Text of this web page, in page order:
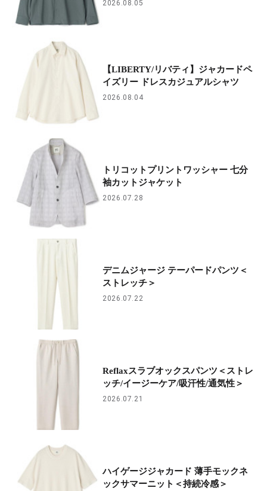
2026.08.05
【LIBERTY/リバティ】ジャカードペ
イズリー ドレスカジュアルシャツ
2026.08.04
トリコットプリントワッシャー 七分
袖カットジャケット
2026.07.28
デニムジャージ テーパードパンツ＜
ストレッチ＞
2026.07.22
Reflaxスラブオックスパンツ＜ストレ
ッチ/イージーケア/吸汗性/通気性＞
2026.07.21
ハイゲージジャカード 薄手モックネ
ックサマーニット＜持続冷感＞